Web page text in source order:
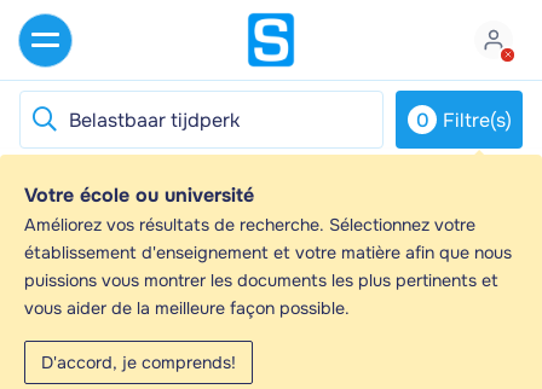
0 Filtre(s)
Votre école ou université
Améliorez vos résultats de recherche. Sélectionnez votre
établissement d'enseignement et votre matière afin que nous
puissions vous montrer les documents les plus pertinents et
vous aider de la meilleure façon possible.
D'accord, je comprends!
Belastbaar tijdperk - Guides d'étude, Notes
de cours & Résumés
Vous recherchez les meilleurs guides d'étude, notes
d'étude et résumés sur Belastbaar tijdperk ? Sur cette
page, vous trouverez 8 documents pour vous aider à
réviser pour Belastbaar tijdperk.